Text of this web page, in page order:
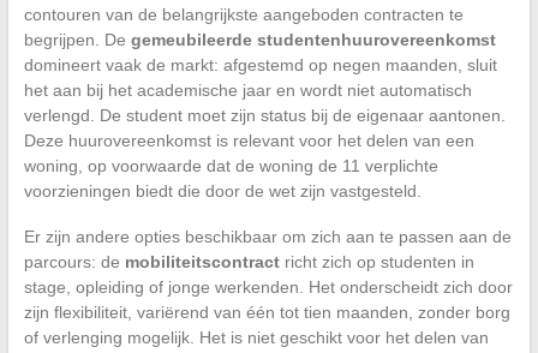
contouren van de belangrijkste aangeboden contracten te
begrijpen. De gemeubileerde studentenhuurovereenkomst
domineert vaak de markt: afgestemd op negen maanden, sluit
het aan bij het academische jaar en wordt niet automatisch
verlengd. De student moet zijn status bij de eigenaar aantonen.
Deze huurovereenkomst is relevant voor het delen van een
woning, op voorwaarde dat de woning de 11 verplichte
voorzieningen biedt die door de wet zijn vastgesteld.
Er zijn andere opties beschikbaar om zich aan te passen aan de
parcours: de mobiliteitscontractricht zich op studenten in
stage, opleiding of jonge werkenden. Het onderscheidt zich door
zijn flexibiliteit, variërend van één tot tien maanden, zonder borg
of verlenging mogelijk. Het is niet geschikt voor het delen van